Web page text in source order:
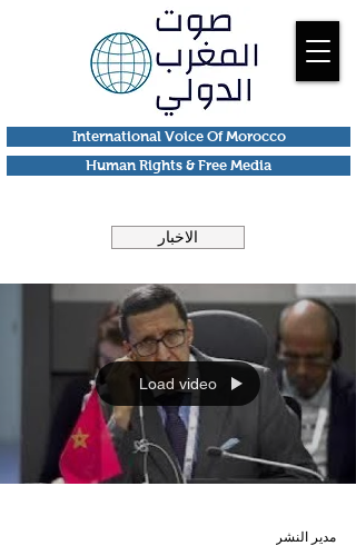
Human Rights & Free Media
International Voice Of Morocco
الاخبار
Load video
مدير النشر